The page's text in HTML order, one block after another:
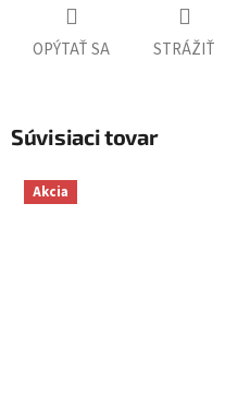
OPÝTAŤ SA STRÁŽIŤ
Súvisiaci tovar
Akcia